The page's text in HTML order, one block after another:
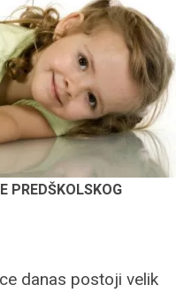
PREDŠKOLSKOG
danas postoji velik